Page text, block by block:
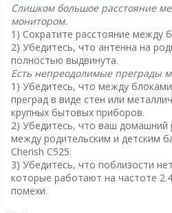
Слишком большое расстояние
монитором.
1) Сократите расстояние между
2) Убедитесь, что антенна на
полностью выдвинута.
Есть непреодолимые преграды
1) Убедитесь, что между
преград в виде стен или
крупных бытовых приборов.
2) Убедитесь, что ваш домашний
между родительским и детским
Cherish C525.
3) Убедитесь, что поблизости
которые работают на частоте
помехи.